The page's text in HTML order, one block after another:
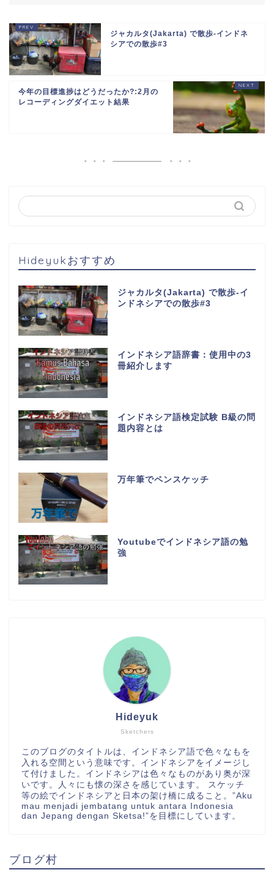
ジャカルタ(Jakarta) で散歩-インドネ
シアでの散歩#3
今年の目標進捗はどうだったか?:2月の
レコーディングダイエット結果
Hideyukおすすめ
ジャカルタ(Jakarta) で散歩-イ
ンドネシアでの散歩#3
インドネシア語辞書：使用中の3
冊紹介します
インドネシア語検定試験 B級の問
題内容とは
万年筆でペンスケッチ
Youtubeでインドネシア語の勉
強
Sketchers
Hideyuk
このブログのタイトルは、インドネシア語で色々なもを
入れる空間という意味です。インドネシアをイメージし
て付けました。インドネシアは色々なものがあり奥が深
いです。人々にも懐の深さを感じています。 スケッチ
等の絵でインドネシアと日本の架け橋に成ること。”Aku
mau menjadi jembatang untuk antara Indonesia
dan Jepang dengan Sketsa!”を目標にしています。
ブログ村